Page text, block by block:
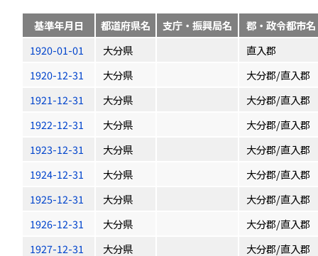
基準年月日 都道府県名 支庁・振興局名
郡・政令都市名
1920-01-01
大分県
直入郡
1920-12-31
大分県
大分郡/直入郡
1921-12-31
大分県
大分郡/直入郡
1922-12-31
大分県
大分郡/直入郡
1923-12-31
大分県
大分郡/直入郡
1924-12-31
大分県
大分郡/直入郡
1925-12-31
大分県
大分郡/直入郡
1926-12-31
大分県
大分郡/直入郡
1927-12-31
大分県 大分郡/直入郡